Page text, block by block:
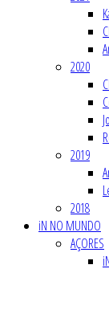
2020
2019
2018
iN NO MUNDO
AÇORES